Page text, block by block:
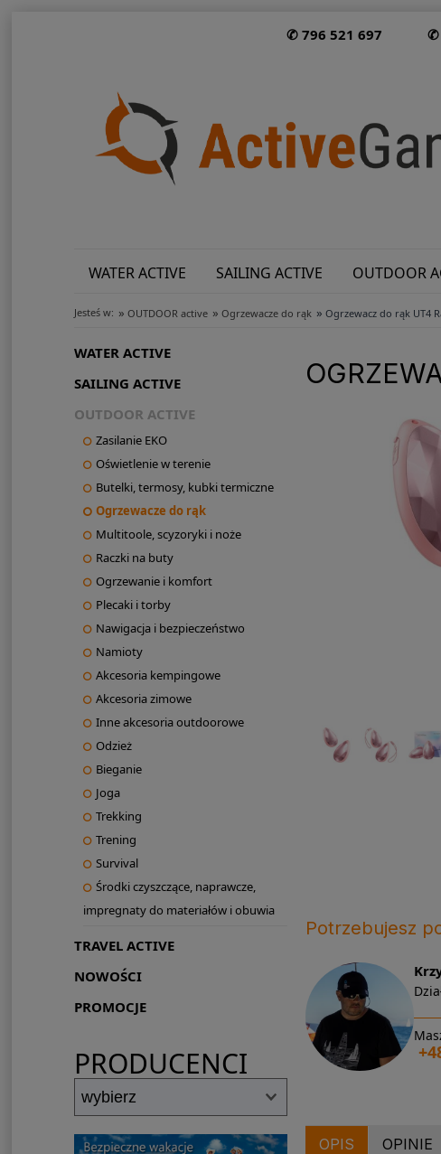
✆ 796 521 697 ✆
WATER ACTIVE SAILING ACTIVE OUTDOOR
Jesteś w: » OUTDOOR active » Ogrzewacze do rąk » Ogrzewacz do rąk UT4
WATER ACTIVE
SAILING ACTIVE
OUTDOOR ACTIVE
Zasilanie EKO
Oświetlenie w terenie
Butelki, termosy, kubki termiczne
Ogrzewacze do rąk
Multitoole, scyzoryki i noże
Raczki na buty
Ogrzewanie i komfort
Plecaki i torby
Nawigacja i bezpieczeństwo
Namioty
Akcesoria kempingowe
Akcesoria zimowe
Inne akcesoria outdoorowe
Odzież
Bieganie
Joga
Trekking
Trening
Survival
Środki czyszczące, naprawcze,
impregnaty do materiałów i obuwia
TRAVEL ACTIVE
NOWOŚCI
PROMOCJE
PRODUCENCI
Potrzebujesz
OPIS OPINIE